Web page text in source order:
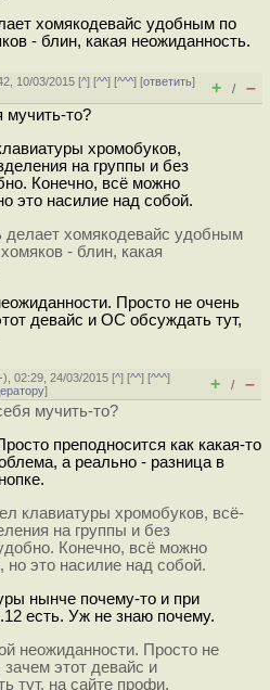
хомякодевайс удобным по
- блин, какая неожиданность.
10/03/2015 [^] [^^] [^^^] [ответить]
+ / –
мучить-то?
хромобуков,
на группы и без
Конечно, всё можно
это насилие над собой.
делает хомякодевайс удобным
- блин, какая
Просто не очень
девайс и ОС обсуждать тут,
-), 02:29, 24/03/2015 [^] [^^] [^^^]
] + / –
мучить-то?
преподносится как какая-то
а реально - разница в
клавиатуры хромобуков, всё-
на группы и без
Конечно, всё можно
но это насилие над собой.
нынче почему-то и при
есть. Уж не знаю почему.
неожиданности. Просто не
зачем этот девайс и
тут, на сайте профи.